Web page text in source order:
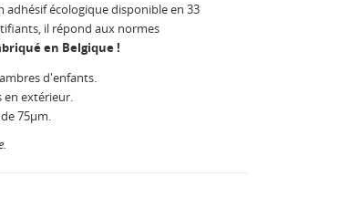
adhésif écologique disponible en 33
il répond aux normes
en Belgique !
d'enfants.
en extérieur.
75µm.